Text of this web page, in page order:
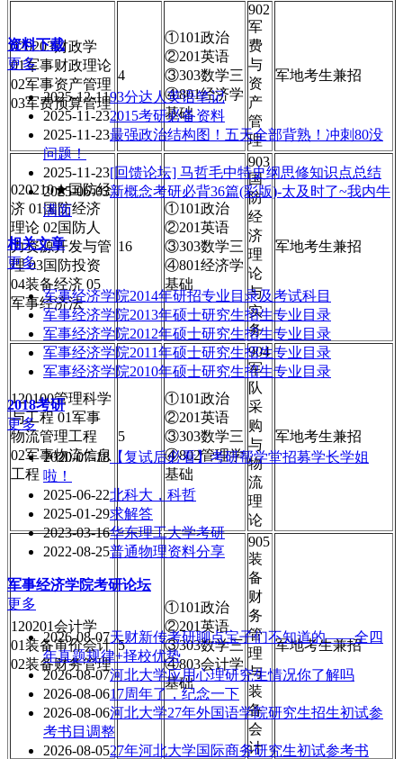
020203财政学
01军事财政理论
02军事资产管理
03军费预算管理
4
①101政治
②201英语
③303数学三
④801经济学
基础
902
军
费
与
资
产
管
理
军地考生兼招
020210★国防经
济 01国防经济
理论 02国防人
力资源开发与管
理 03国防投资
04装备经济 05
军事经济法
16
①101政治
②201英语
③303数学三
④801经济学
基础
903
国
防
经
济
理
论
与
实
务
军地考生兼招
120100管理科学
与工程 01军事
物流管理工程
02军事物流信息
工程
5
①101政治
②201英语
③303数学三
④802管理学
基础
904
军
队
采
购
与
物
流
理
论
军地考生兼招
120201会计学
01装备审价会计
02装备财务管理
5
①101政治
②201英语
③303数学三
④803会计学
基础
905
装
备
财
务
管
理
与
装
备
会
计
军地考生兼招
资料下载
更多
2025-12-1193分达人英语笔记
2025-11-232015考研必备资料
2025-11-23最强政治结构图！五天全部背熟！冲刺80没
问题！
2025-11-23[回馈论坛] 马哲毛中特史纲思修知识点总结
2025-06-03新概念考研必背36篇(彩版)-太及时了~我内牛
满面
相关文章
更多
军事经济学院2014年研招专业目录及考试科目
军事经济学院2013年硕士研究生招生专业目录
军事经济学院2012年硕士研究生招生专业目录
军事经济学院2011年硕士研究生招生专业目录
军事经济学院2010年硕士研究生招生专业目录
2018考研
更多
2020-07-18【复试后必看】考研帮学堂招募学长学姐
啦！
2025-06-22北科大，科哲
2025-01-29求解答
2023-03-16华东理工大学考研
2022-08-25普通物理资料分享
军事经济学院考研论坛
更多
2026-08-07天财新传考研聊点宝子们不知道的——全四
年真题规律+择校优势
2026-08-07河北大学应用心理研究生情况你了解吗
2026-08-0617周年了，纪念一下
2026-08-06河北大学27年外国语学院研究生招生初试参
考书目调整
2026-08-0527年河北大学国际商务研究生初试参考书